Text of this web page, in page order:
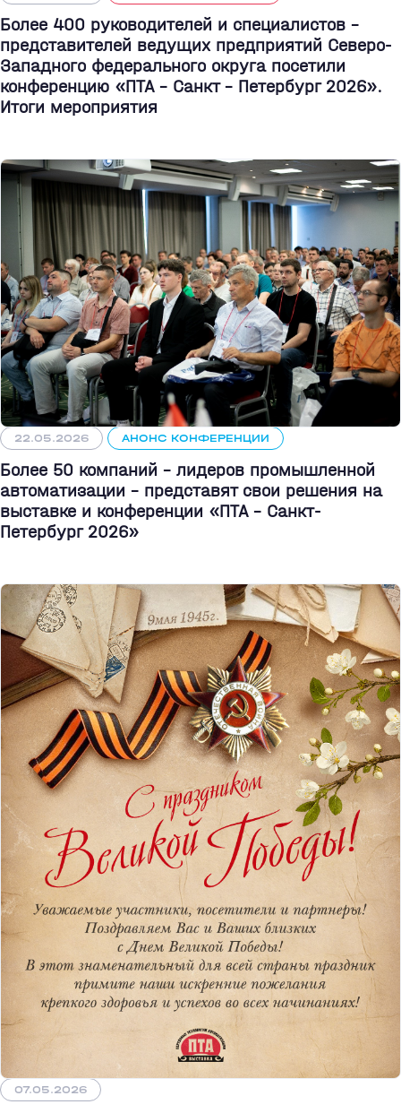
Более 400 руководителей и специалистов –
представителей ведущих предприятий Северо-
Западного федерального округа посетили
конференцию «ПТА – Санкт - Петербург 2026».
Итоги мероприятия
22.05.2026 АНОНС КОНФЕРЕНЦИИ
Более 50 компаний - лидеров промышленной
автоматизации - представят свои решения на
выставке и конференции «ПТА – Санкт-
Петербург 2026»
07.05.2026